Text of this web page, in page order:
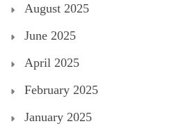
August 2025
June 2025
April 2025
February 2025
January 2025